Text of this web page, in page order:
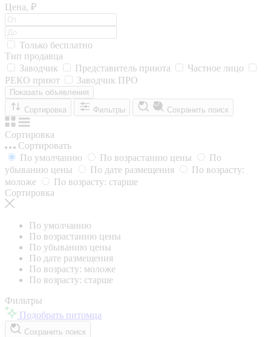
Цена, ₽
Только бесплатно
Тип продавца
Заводчик
Представитель приюта
Частное лицо
РЕКО приют
Заводчик ПРО
Показать объявления
Сортировка
Фильтры Сохранить поиск
Сортировка
Сортировать
По умолчанию
По возрастанию цены
По
убыванию цены
По дате размещения
По возрасту:
моложе
По возрасту: старше
Сортировка
По умолчанию
По возрастанию цены
По убыванию цены
По дате размещения
По возрасту: моложе
По возрасту: старше
Фильтры
Подобрать питомца
Сохранить поиск